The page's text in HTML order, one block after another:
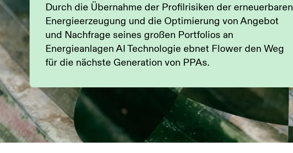
Durch die Übernahme der Profilrisiken der erneuerbaren
Energieerzeugung und die Optimierung von Angebot
und Nachfrage seines großen Portfolios an
Energieanlagen AI Technologie ebnet Flower den Weg
für die nächste Generation von PPAs.